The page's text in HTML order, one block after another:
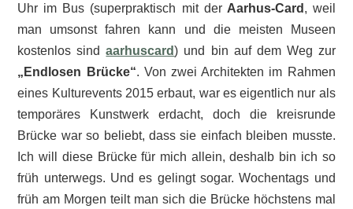
Uhr im Bus (superpraktisch mit derAarhus-Card , weil
man umsonst fahren kann und die meisten Museen
kostenlos sindaarhuscard) und bin auf dem Weg zur
„Endlosen Brücke“. Von zwei Architekten im Rahmen
eines Kulturevents 2015 erbaut, war es eigentlich nur als
temporäres Kunstwerk erdacht, doch die kreisrunde
Brücke war so beliebt, dass sie einfach bleiben musste.
Ich will diese Brücke für mich allein, deshalb bin ich so
früh unterwegs. Und es gelingt sogar. Wochentags und
früh am Morgen teilt man sich die Brücke höchstens mal